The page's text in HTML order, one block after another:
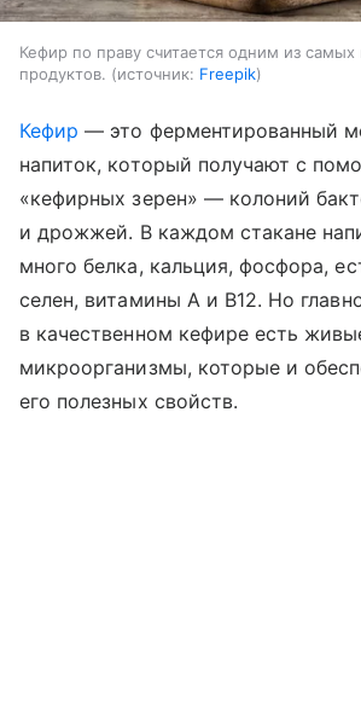
Кефир по праву считается одним из
продуктов.
источник: Freepik
Кефир — это ферментированный
напиток, который получают с
«кефирных зерен» — колоний
и дрожжей. В каждом стакане
много белка, кальция, фосфора,
селен, витамины A и B12. Но
в качественном кефире есть
микроорганизмы, которые и
его полезных свойств.